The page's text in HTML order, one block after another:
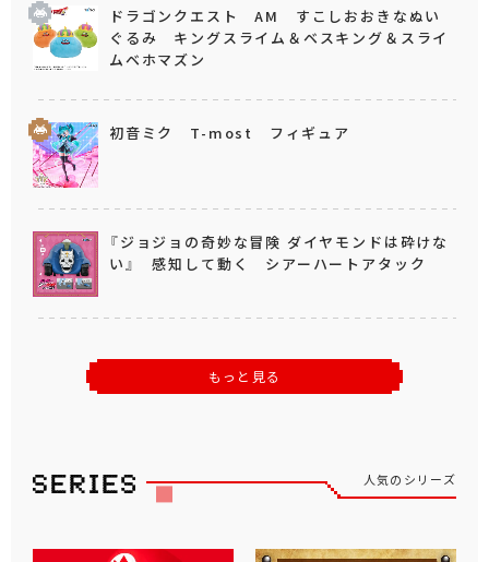
ドラゴンクエスト AM すこしおおきなぬい
ぐるみ キングスライム＆ベスキング＆スライ
ムベホマズン
初音ミク T-most フィギュア
『ジョジョの奇妙な冒険 ダイヤモンドは砕けな
い』 感知して動く シアーハートアタック
もっと見る
人気のシリーズ